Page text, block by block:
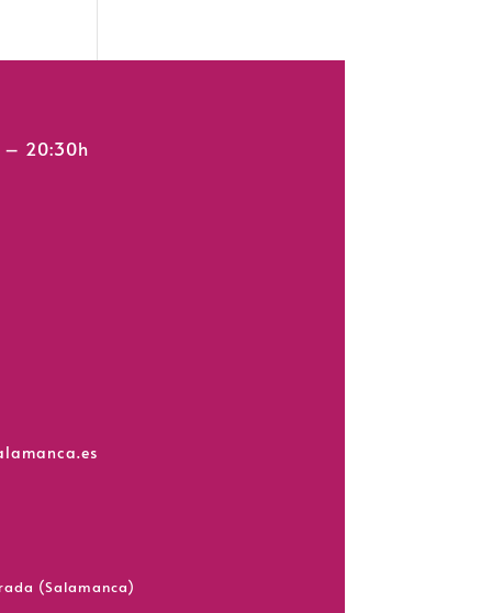
– 20:30h
(Salamanca)